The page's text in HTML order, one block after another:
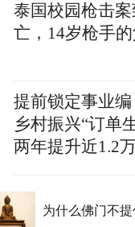
的广场上。
水潦和尚是宝
道一的弟子。
告众曰：“自
休”。
《五灯会元》
潦和尚，初参
泰国校园枪击
亡，14岁枪手
提前锁定事业
乡村振兴“订单
两年提升近1.2万
一位出家
缘：从一